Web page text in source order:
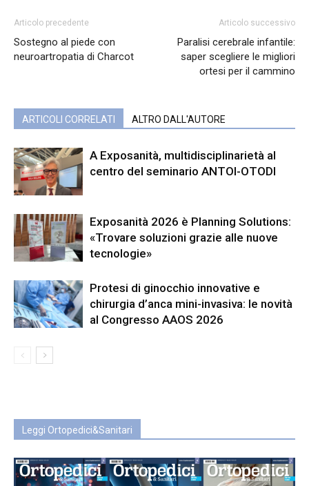
Articolo precedente
Sostegno al piede con
neuroartropatia di Charcot
Articolo successivo
Paralisi cerebrale infantile:
saper scegliere le migliori
ortesi per il cammino
ARTICOLI CORRELATI ALTRO DALL'AUTORE
A Exposanità, multidisciplinarietà al
centro del seminario ANTOI-OTODI
Exposanità 2026 è Planning Solutions:
«Trovare soluzioni grazie alle nuove
tecnologie»
Protesi di ginocchio innovative e
chirurgia d’anca mini-invasiva: le novità
al Congresso AAOS 2026
Leggi Ortopedici&Sanitari